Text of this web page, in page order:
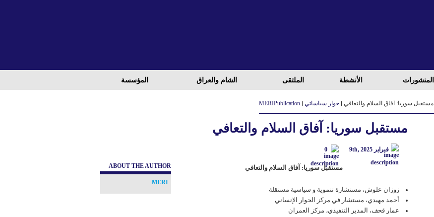
المنشورات الأنشطة الملتقی الشام والعراق المؤسسة
MERIPublication حوار سياساتي مستقبل سوريا: آفاق السلام والتعافي
مستقبل سوريا: آفاق السلام والتعافي
فبراير 9th, 2025 0
ABOUT THE AUTHOR
MERI
مستقبل سوريا: آفاق السلام والتعافي
زوزان علوش، مستشارة تنموية و سياسية مستقلة
أحمد مهیدي، مستشار في مركز الحوار الإنساني
عمار قحف، المدير التنفيذي، مركز العمران